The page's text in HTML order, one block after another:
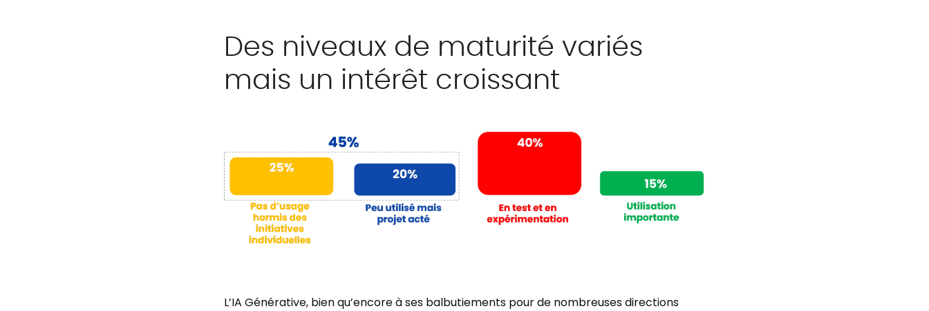
Des niveaux de maturité variés
mais un intérêt croissant
L’IA Générative, bien qu’encore à ses balbutiements pour de nombreuses directions